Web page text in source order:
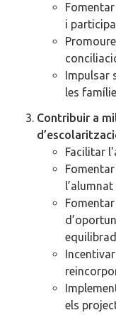
i
Impulsar
les
Contribuir a
Facilitar
els